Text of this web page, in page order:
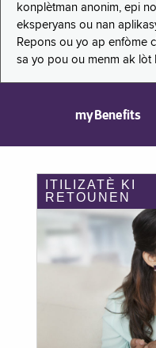
konplètman anonim, epi
eksperyans ou nan
Repons ou yo ap enfòme
sa yo pou ou menm ak lòt
myBenefits
ITILIZATÈ KI
RETOUNEN